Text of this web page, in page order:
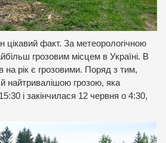
факт. За метеорологічною
грозовим місцем в Україні. В
на рік є грозовими. Поряд з тим,
найтривалішою грозою, яка
і закінчилася 12 червня о 4:30,